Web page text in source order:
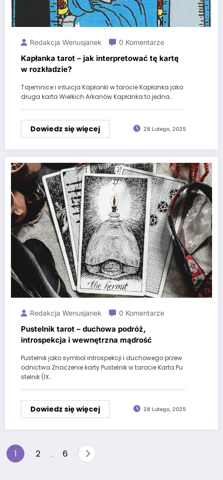
Redakcja Wenusjanek 0 Komentarze
Kapłanka tarot – jak interpretować tę kartę
w rozkładzie?
Tajemnice i intuicja Kapłanki w tarocie Kapłanka jako
druga karta Wielkich Arkanów Kapłanka to jedna…
Dowiedz się więcej 28 Lutego, 2025
Redakcja Wenusjanek 0 Komentarze
Pustelnik tarot – duchowa podróż,
introspekcja i wewnętrzna mądrość
Pustelnik jako symbol introspekcji i duchowego przew
odnictwa Znaczenie karty Pustelnik w tarocie Karta Pu
stelnik (IX…
Dowiedz się więcej 28 Lutego, 2025
Stronicowanie
1 2 6